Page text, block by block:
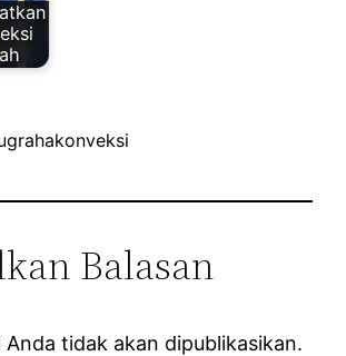
Balasan
Anda tidak akan dipublikasikan.